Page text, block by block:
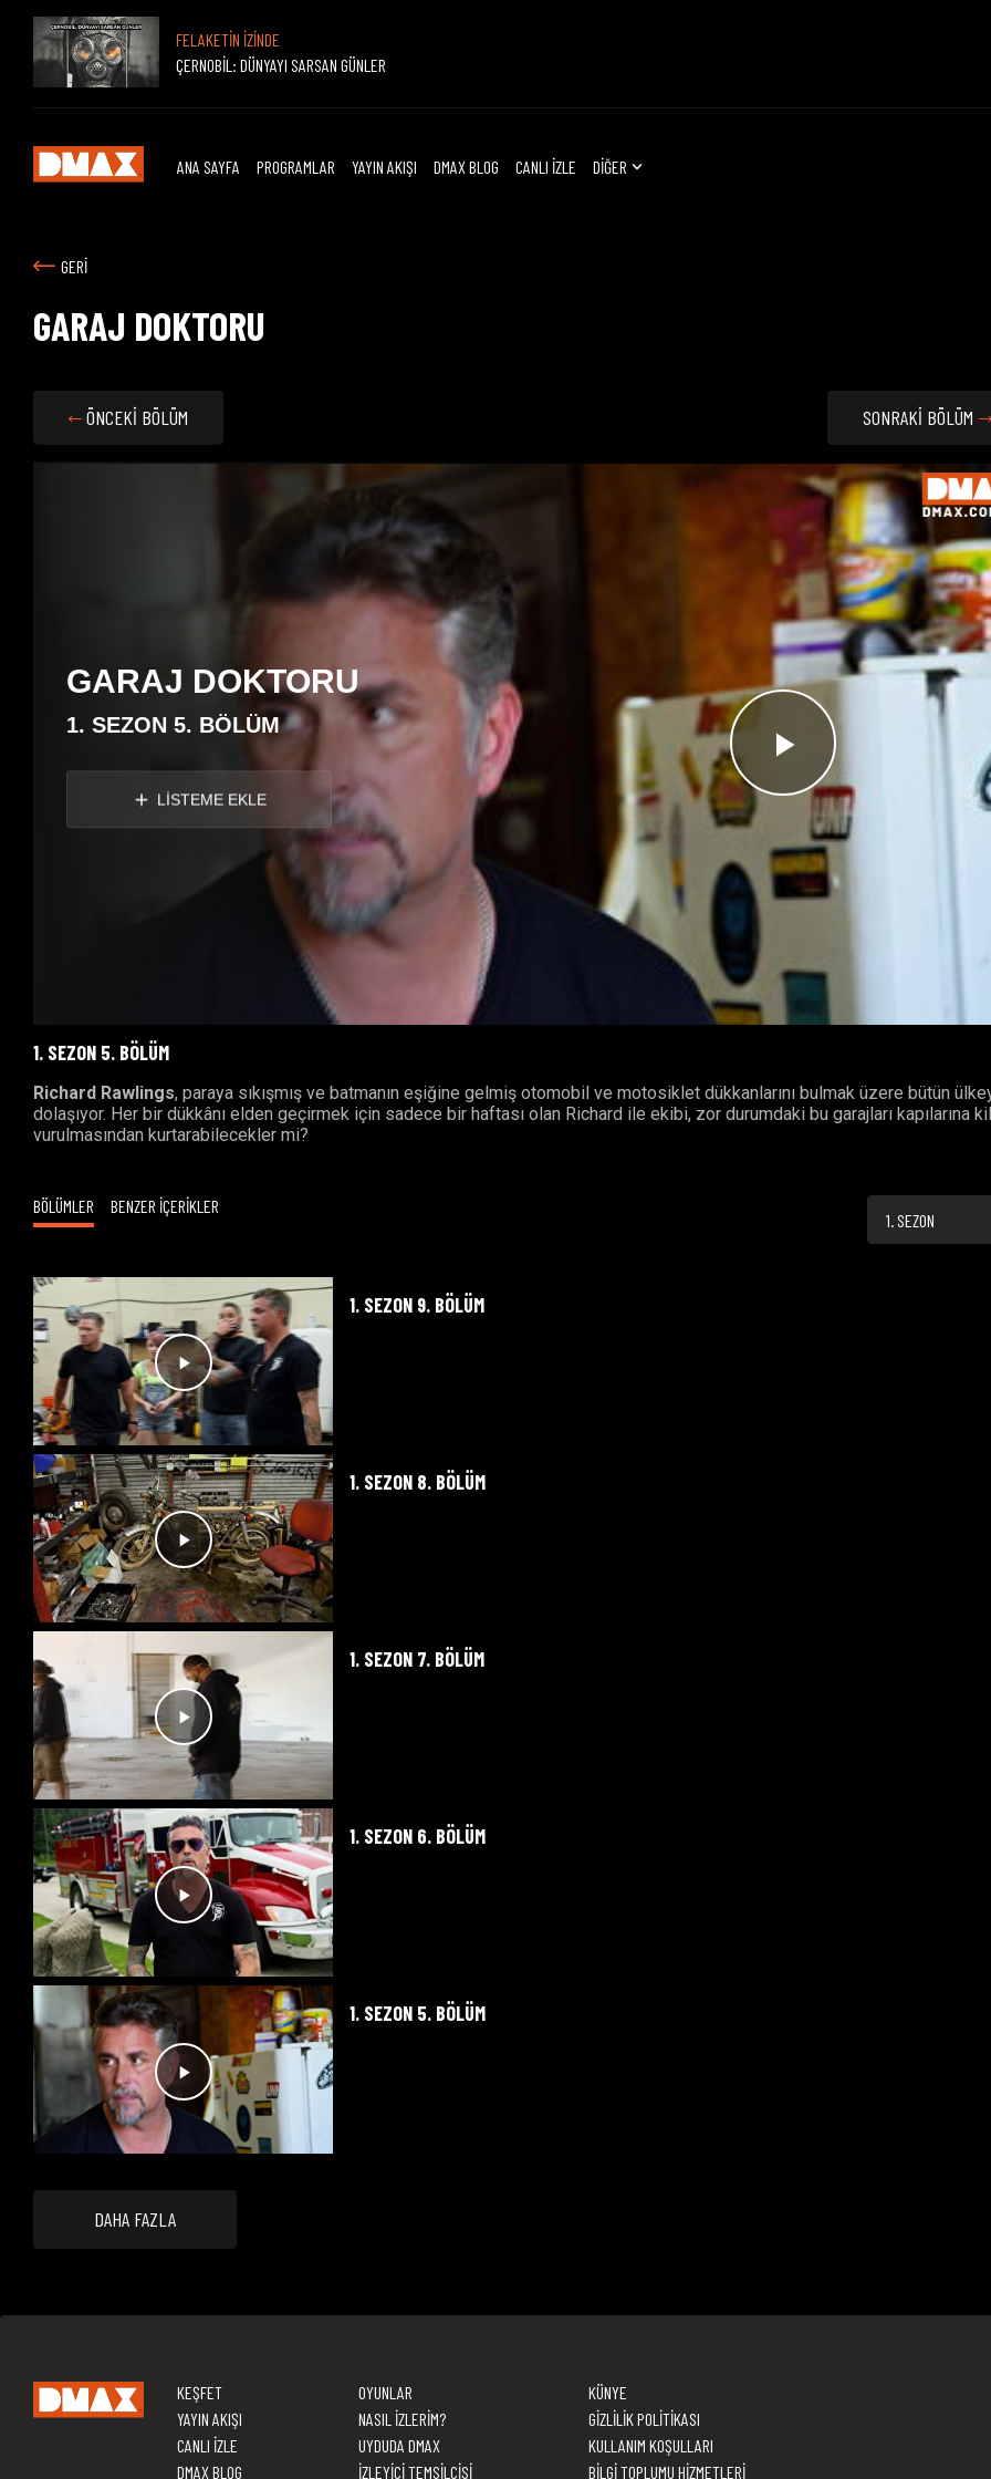
FELAKETİN İZİNDE
ÇERNOBİL: DÜNYAYI SARSAN GÜNLER
ANA SAYFA PROGRAMLAR YAYIN AKIŞI DMAX BLOG CANLI İZLE DİĞER
GERİ
GARAJ DOKTORU
ÖNCEKİ BÖLÜM SONRAKİ BÖLÜM
Videoyu
Oynat
GARAJ DOKTORU
1. SEZON 5. BÖLÜM
LİSTEME EKLE
1. SEZON 5. BÖLÜM
Richard Rawlings, paraya sıkışmış ve batmanın eşiğine gelmiş otomobil ve motosiklet dükkanlarını bulmak üzere bütün
dolaşıyor. Her bir dükkânı elden geçirmek için sadece bir haftası olan Richard ile ekibi, zor durumdaki bu garajları kapılarına
vurulmasından kurtarabilecekler mi?
BÖLÜMLER BENZER İÇERİKLER
1. SEZON
1. SEZON 9. BÖLÜM
1. SEZON 8. BÖLÜM
1. SEZON 7. BÖLÜM
1. SEZON 6. BÖLÜM
1. SEZON 5. BÖLÜM
DAHA FAZLA
KEŞFET
YAYIN AKIŞI
CANLI İZLE
DMAX BLOG
OYUNLAR
NASIL İZLERİM?
UYDUDA DMAX
İZLEYİCİ TEMSİLCİSİ
KÜNYE
GİZLİLİK POLİTİKASI
KULLANIM KOŞULLARI
BİLGİ TOPLUMU HİZMETLERİ